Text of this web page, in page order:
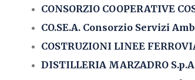
CONSORZIO COOPERATIVE
CO.SE.A. Consorzio Servizi
COSTRUZIONI LINEE
DISTILLERIA MARZADRO